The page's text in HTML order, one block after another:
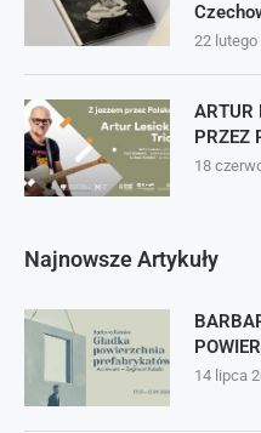
22 lutego
ARTUR
PRZEZ
18
Najnowsze Artykuły
14 lipca